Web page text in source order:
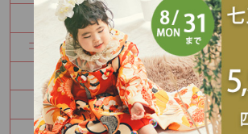
振袖展示会開催中！！
ココロフル広島本店ならご主役様は２着
モデル撮影参加ありがとうござ
振袖展示会開催します！